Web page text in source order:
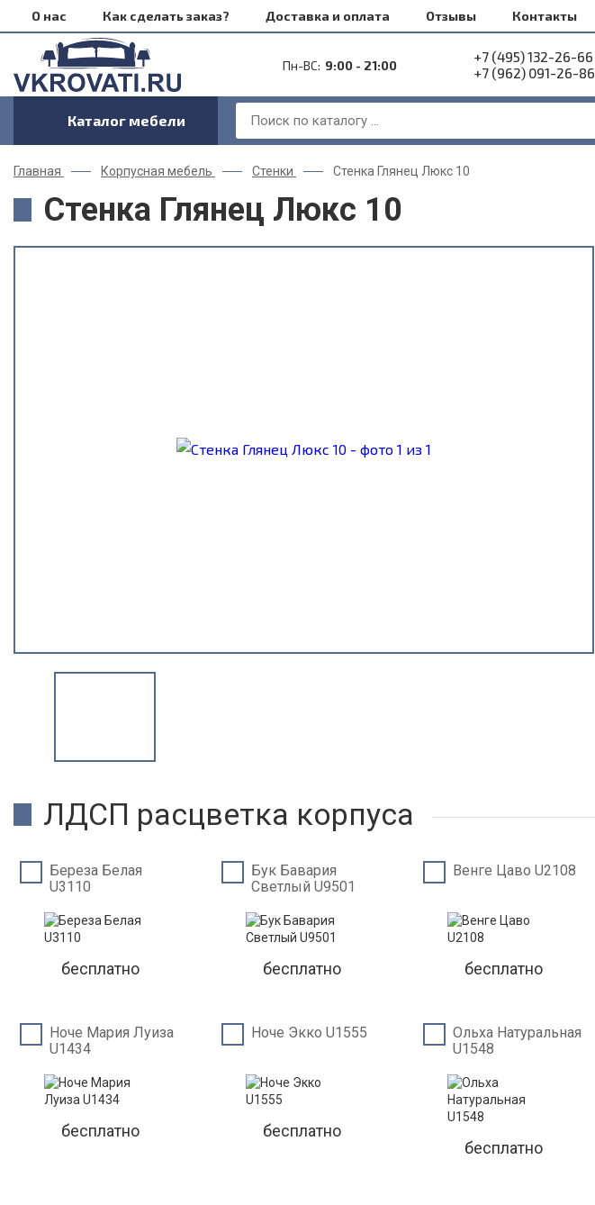
О нас Как сделать заказ? Доставка и оплата Отзывы Контакты
Пн-ВС: 9:00 - 21:00
+7 (495) 132-26-66
+7 (962) 091-26-86
Каталог мебели
Главная Корпусная мебель Стенки Стенка Глянец Люкс 10
Стенка Глянец Люкс 10
ЛДСП расцветка корпуса
Береза Белая
U3110
бесплатно
Бук Бавария
Светлый U9501
бесплатно
Венге Цаво U2108
бесплатно
Ноче Мария Луиза
U1434
бесплатно
Ноче Экко U1555
бесплатно
Ольха Натуральная
U1548
бесплатно